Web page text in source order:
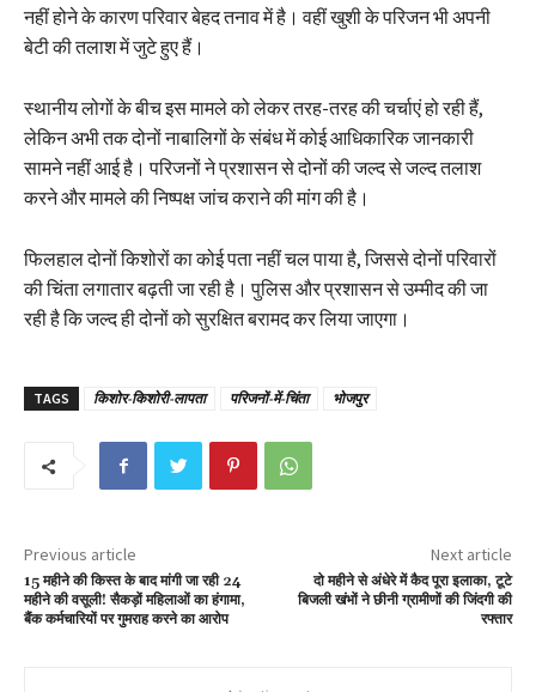
नहीं होने के कारण परिवार बेहद तनाव में है। वहीं खुशी के परिजन भी अपनी
बेटी की तलाश में जुटे हुए हैं।
स्थानीय लोगों के बीच इस मामले को लेकर तरह-तरह की चर्चाएं हो रही हैं,
लेकिन अभी तक दोनों नाबालिगों के संबंध में कोई आधिकारिक जानकारी
सामने नहीं आई है। परिजनों ने प्रशासन से दोनों की जल्द से जल्द तलाश
करने और मामले की निष्पक्ष जांच कराने की मांग की है।
फिलहाल दोनों किशोरों का कोई पता नहीं चल पाया है, जिससे दोनों परिवारों
की चिंता लगातार बढ़ती जा रही है। पुलिस और प्रशासन से उम्मीद की जा
रही है कि जल्द ही दोनों को सुरक्षित बरामद कर लिया जाएगा।
TAGS किशोर-किशोरी-लापता परिजनों-में-चिंता भोजपुर
Previous article
15 महीने की किस्त के बाद मांगी जा रही 24
महीने की वसूली! सैकड़ों महिलाओं का हंगामा,
बैंक कर्मचारियों पर गुमराह करने का आरोप
Next article
दो महीने से अंधेरे में कैद पूरा इलाका, टूटे
बिजली खंभों ने छीनी ग्रामीणों की जिंदगी की
रफ्तार